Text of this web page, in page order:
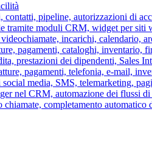
contatti, pipeline, autorizzazioni di
tramite moduli CRM, widget per siti
incarichi, calendario,
pagamenti, cataloghi, inventario,
prestazioni dei dipendenti, Sales
pagamenti, telefonia, e-mail,
media, SMS, telemarketing,
nel CRM, automazione dei flussi
chiamate, completamento automatico